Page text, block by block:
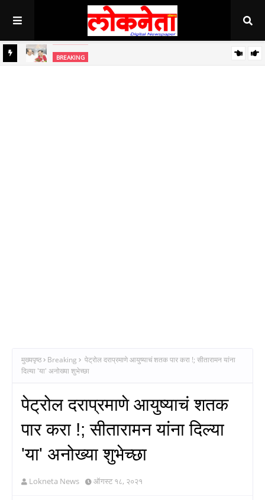
अहिल्यानगर राज्यात सर्वाधिक थंड..!
BREAKING
मुख्यपृष्ठ Breaking
पेट्रोल दराप्रमाणे आयुष्याचं शतक पार करा !; सीतारामन यांना
दिल्या 'या' अनोख्या शुभेच्छा
पेट्रोल दराप्रमाणे आयुष्याचं शतक
पार करा !; सीतारामन यांना दिल्या
'या' अनोख्या शुभेच्छा
Lokneta News ऑगस्ट १८, २०२१